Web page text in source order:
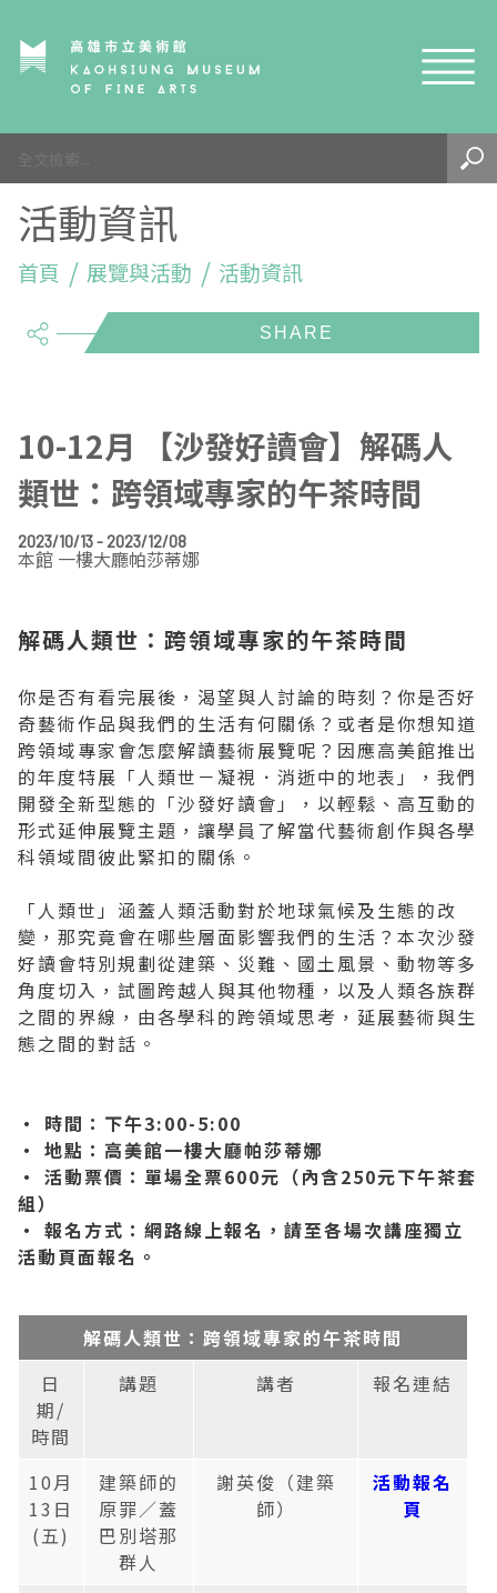
網站導覽
參觀資訊
參觀須知
開館時間
交通資訊
環境介紹
兒童美術館
藝術生態園區
高美館
兒童美術館
無障礙服務專區
藝術之旅
高美書屋
三秌茶屋
Pinkoi 電商平台
展覽與活動
展覽資訊
徵件辦法
典藏與研究
典藏查詢
精選典藏
典藏圖檔申請
研究資源
藝術認證 / 百夜默讀 / 高雄ART青
南島當代記憶工程
研究出版
系列出版
線上學習
藝術閱聽
雄雄藝見你│Podcast
時代之聲│Podcasts
視覺影像資料庫│影音紀錄
藝術認證│高美館館刊
百夜藝術默讀│典藏閱讀
南島當代記憶工程│資料庫
典藏3D手上Run
線上展覽
珍珠—南方視野的女性藝術
流於形式—梁任宏個展(1999-2024)
透景線：實境的疊隱與擴張
民・間
2022高雄獎
2021 TAKAO．台客．南方HUE：李俊賢
2021高雄獎
南方作為相遇之所
2019 奔‧月—劉國松
AR/VR體驗
來自大地的祝福— 2019-2020典藏捐贈展
感知棲所— 關鍵典藏2019-2020
南方作為相遇之所
感動兔 高美特展
感動虎 高美特展
感動牛 高美特展
感動鼠 高美特展
相遇在南方 - 教/學包
美術資源教室-手作課程
藝術遊戲號
畫想想‧想畫畫
尋寶高雄 - 校園推廣教材
關於我們
高美館
關於高美館/年報
組織職掌
規劃傳承
高美館大事記
兒童美術館
高美之友
美術館會員
合作夥伴
EN
活動資訊
首頁 展覽與活動 活動資訊
share
10-12月 【沙發好讀會】解碼人
類世：跨領域專家的午茶時間
2023/10/13 - 2023/12/08
本館 一樓大廳帕莎蒂娜
解碼人類世：跨領域專家的午茶時間
你是否有看完展後，渴望與人討論的時刻？你是否好
奇藝術作品與我們的生活有何關係？或者是你想知道
跨領域專家會怎麼解讀藝術展覽呢？因應高美館推出
的年度特展「人類世－凝視．消逝中的地表」，我們
開發全新型態的「沙發好讀會」，以輕鬆、高互動的
形式延伸展覽主題，讓學員了解當代藝術創作與各學
科領域間彼此緊扣的關係。
「人類世」涵蓋人類活動對於地球氣候及生態的改
變，那究竟會在哪些層面影響我們的生活？本次沙發
好讀會特別規劃從建築、災難、國土風景、動物等多
角度切入，試圖跨越人與其他物種，以及人類各族群
之間的界線，由各學科的跨領域思考，延展藝術與生
態之間的對話。
‧ 時間：下午3:00-5:00
‧ 地點：高美館一樓大廳帕莎蒂娜
‧ 活動票價：單場全票600元（內含250元下午茶套
組）
‧ 報名方式：網路線上報名，請至各場次講座獨立
活動頁面報名。
解碼人類世：跨領域專家的午茶時間
日
期/
時間
講題 講者 報名連結
10月
13日
(五)
建築師的
原罪／蓋
巴別塔那
群人
謝英俊（建築
師）
活動報名
頁